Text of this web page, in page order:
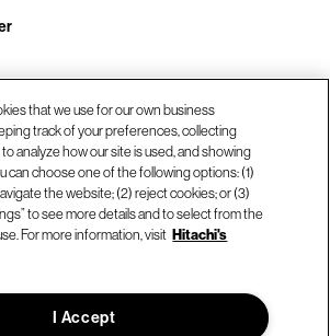
at +1.678.403.3035
Our locations
that we use for our own business
track of your preferences, collecting
analyze how our site is used, and showing
can choose one of the following options: (1)
the website; (2) reject cookies; or (3)
to see more details and to select from the
For more information, visit Hitachi's
I Accept